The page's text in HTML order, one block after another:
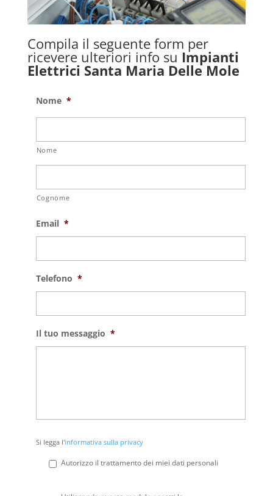
Compila il seguente form per
ricevere ulteriori info su Impianti
Elettrici Santa Maria Delle Mole
Nome *
Nome
Cognome
Email *
Telefono *
Il tuo messaggio *
Si
legga
l'informativa
Si legga l'informativa sulla privacy
Autorizzo il trattamento dei miei dati personali